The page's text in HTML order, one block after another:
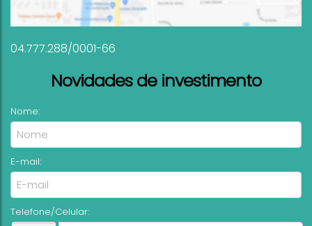
04.777.288/0001-66
Novidades de investimento
Nome:
E-mail:
Telefone/Celular: